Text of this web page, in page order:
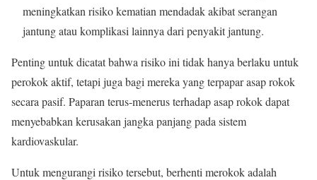
meningkatkan risiko kematian mendadak akibat serangan
jantung atau komplikasi lainnya dari penyakit jantung.
Penting untuk dicatat bahwa risiko ini tidak hanya berlaku untuk
perokok aktif, tetapi juga bagi mereka yang terpapar asap rokok
secara pasif. Paparan terus-menerus terhadap asap rokok dapat
menyebabkan kerusakan jangka panjang pada sistem
kardiovaskular.
Untuk mengurangi risiko tersebut, berhenti merokok adalah